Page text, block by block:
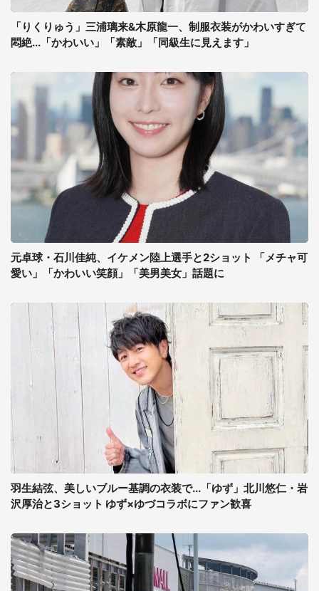
「りくりゅう」三浦璃来&木原龍一、制服衣装がかわいすぎて
悶絶...「かわいい」「素敵」「同級生に見えます」
元卓球・石川佳純、イケメン陸上選手と2ショット 「メチャ可
愛い」「かわいい笑顔」「美男美女」話題に
羽生結弦、美しいブルー基調の衣装で...「ゆず」北川悠仁・岩
沢厚治と3ショット ゆず×ゆづコラボにファン歓喜